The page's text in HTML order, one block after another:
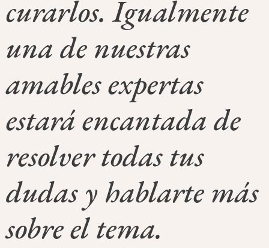
curarlos. Igualmente
una de nuestras
amables expertas
estará encantada de
resolver todas tus
dudas y hablarte más
sobre el tema.